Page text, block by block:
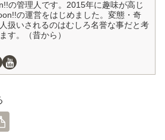
の管理人です。2015年に趣味が高じ
の運営をはじめました。変態・奇
扱いされるのはむしろ名誉な事だと考
す。（昔から）